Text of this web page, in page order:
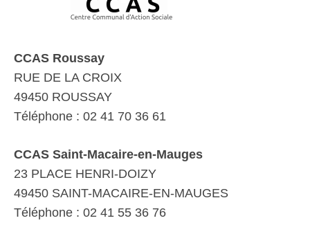
CCAS Roussay
RUE DE LA CROIX
49450 ROUSSAY
Téléphone : 02 41 70 36 61
CCAS Saint-Macaire-en-Mauges
23 PLACE HENRI-DOIZY
49450 SAINT-MACAIRE-EN-MAUGES
Téléphone : 02 41 55 36 76